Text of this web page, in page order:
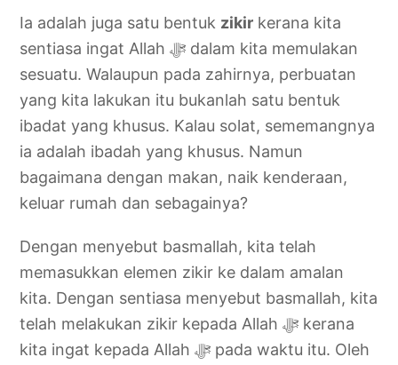
Ia adalah juga satu bentuk zikir kerana kita
sentiasa ingat Allah ‎ﷻ dalam kita memulakan
sesuatu. Walaupun pada zahirnya, perbuatan
yang kita lakukan itu bukanlah satu bentuk
ibadat yang khusus. Kalau solat, sememangnya
ia adalah ibadah yang khusus. Namun
bagaimana dengan makan, naik kenderaan,
keluar rumah dan sebagainya?
Dengan menyebut basmallah, kita telah
memasukkan elemen zikir ke dalam amalan
kita. Dengan sentiasa menyebut basmallah, kita
telah melakukan zikir kepada Allah ‎ﷻ kerana
kita ingat kepada Allah ‎ﷻ pada waktu itu. Oleh